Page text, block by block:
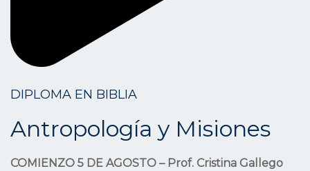
DIPLOMA EN BIBLIA
Antropología y Misiones
COMIENZO 5 DE AGOSTO – Prof. Cristina Gallego